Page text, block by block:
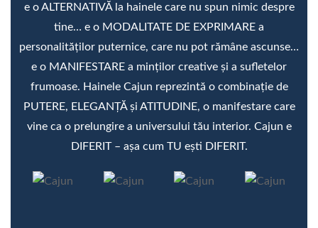
e o ALTERNATIVĂ la hainele care nu spun nimic despre
tine… e o MODALITATE DE EXPRIMARE a
personalităților puternice, care nu pot rămâne ascunse…
e o MANIFESTARE a minților creative și a sufletelor
frumoase. Hainele Cajun reprezintă o combinație de
PUTERE, ELEGANȚĂ și ATITUDINE, o manifestare care
vine ca o prelungire a universului tău interior. Cajun e
DIFERIT – așa cum TU ești DIFERIT.